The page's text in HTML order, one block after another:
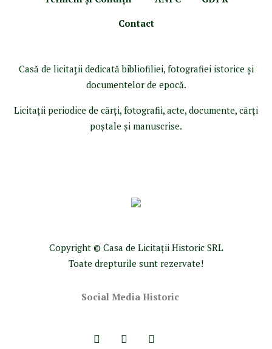
Contact
Casă de licitaţii dedicată bibliofiliei, fotografiei istorice şi
documentelor de epocă.
Licitaţii periodice de cărţi, fotografii, acte, documente, cărţi
poştale şi manuscrise.
Copyright © Casa de Licitaţii Historic SRL
Toate drepturile sunt rezervate!
Social Media Historic